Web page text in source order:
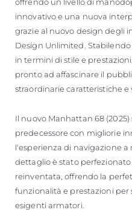
innovativo e una nuova
grazie al nuovo design degli
Design Unlimited.
in termini di stile e
pronto ad affascinare il
straordinarie caratteristiche e
Il nuovo Manhattan 68 (2025)
predecessore con migliorie
l'esperienza di navigazione a
dettaglio è stato
reinventata, offrendo la
funzionalità e prestazioni per
esigenti armatori.